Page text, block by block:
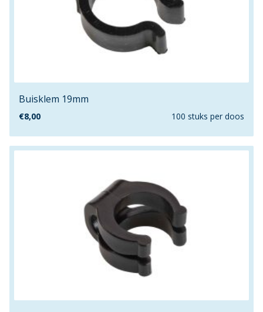
1260mm
12mm
13.1mm
13.5mm
Buisklem 19mm
€8,00 100 stuks per doos